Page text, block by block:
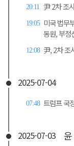
20:11 尹 2차 조
19:05 미국 법무
동원, 부정
12:08 尹, 2차 조
2025-07-04
07:48 트럼프 국
2025-07-03